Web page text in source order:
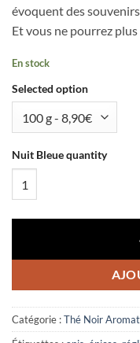
évoquent des
Et vous ne pourrez
En stock
Selected option
Nuit Bleue quantity
Catégorie :Thé Noir